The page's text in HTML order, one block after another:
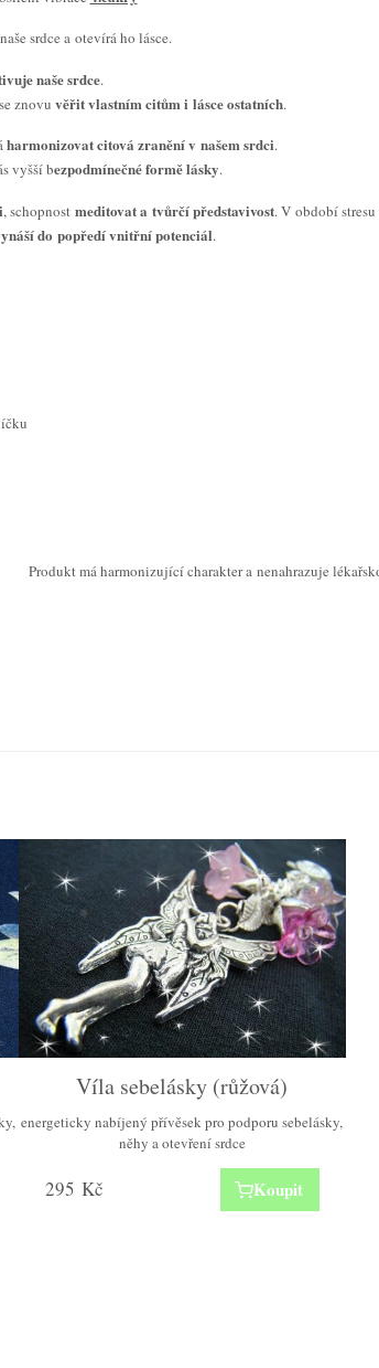
srdce a otevírá ho lásce.
naše srdce.
znovu věřit vlastním citům i lásce ostatních.
harmonizovat citová zranění v našem srdci.
vyšší bezpodmínečné formě lásky.
, schopnost meditovat a tvůrčí představivost. V období stresu
do popředí vnitřní potenciál.
Produkt má harmonizující charakter a nenahrazuje
Víla sebelásky (růžová)
energeticky nabíjený přívěsek pro podporu sebelásky,
něhy a otevření srdce
295 Kč Koupit